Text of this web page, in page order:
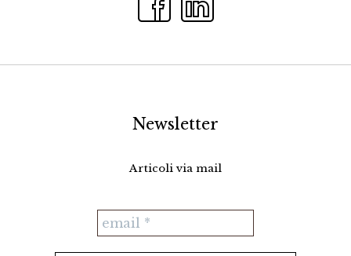
Newsletter
Articoli via mail